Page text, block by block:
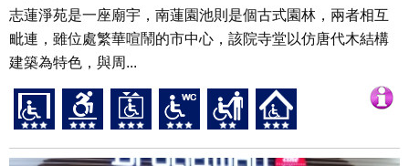
志蓮淨苑是一座廟宇，南蓮園池則是個古式園林，兩者相互
毗連，雖位處繁華喧鬧的市中心，該院寺堂以仿唐代木結構
建築為特色，與周...